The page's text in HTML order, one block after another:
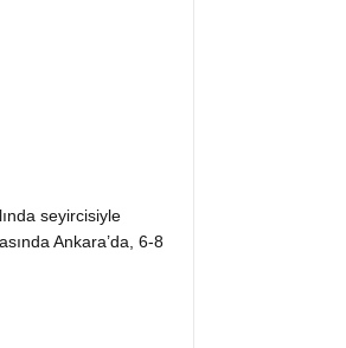
seyircisiyle
Ankara’da, 6-8